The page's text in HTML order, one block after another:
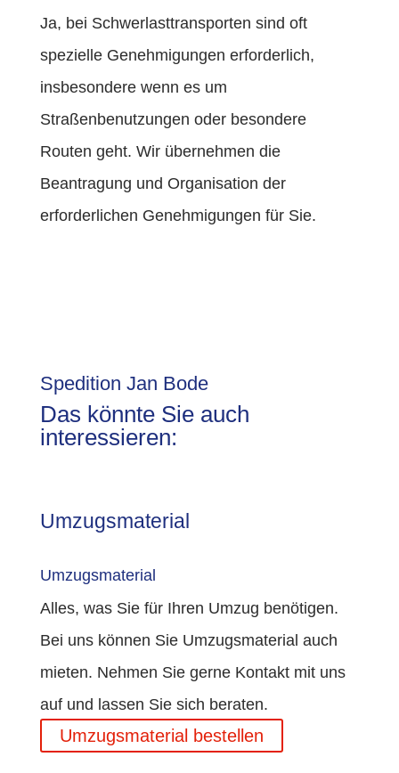
Ja, bei Schwerlasttransporten sind oft
spezielle Genehmigungen erforderlich,
insbesondere wenn es um
Straßenbenutzungen oder besondere
Routen geht. Wir übernehmen die
Beantragung und Organisation der
erforderlichen Genehmigungen für Sie.
Spedition Jan Bode
Das könnte Sie auch
interessieren:
Umzugsmaterial
Umzugsmaterial
Alles, was Sie für Ihren Umzug benötigen.
Bei uns können Sie Umzugsmaterial auch
mieten. Nehmen Sie gerne Kontakt mit uns
auf und lassen Sie sich beraten.
Umzugsmaterial bestellen